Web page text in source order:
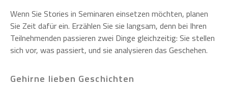
Wenn Sie Stories in Seminaren einsetzen möchten, planen
Sie Zeit dafür ein. Erzählen Sie sie langsam, denn bei Ihren
Teilnehmenden passieren zwei Dinge gleichzeitig: Sie stellen
sich vor, was passiert, und sie analysieren das Geschehen.
Gehirne lieben Geschichten